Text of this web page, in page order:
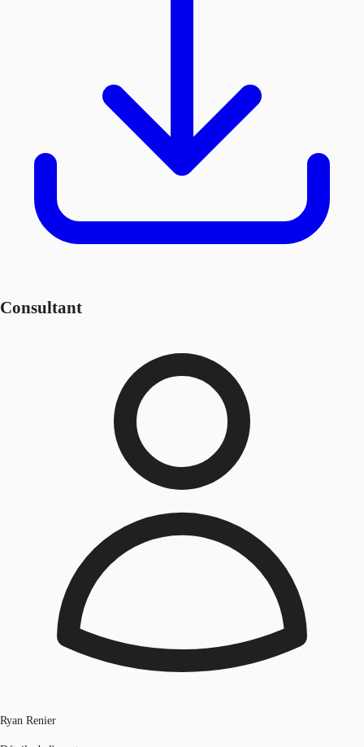
Consultant
Ryan Renier